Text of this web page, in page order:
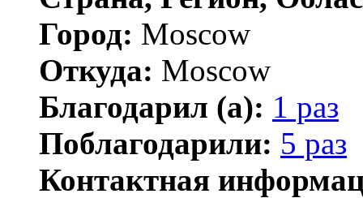
Город: Moscow
Откуда: Moscow
Благодарил (а): 1 раз
Поблагодарили: 5 раз
Контактная